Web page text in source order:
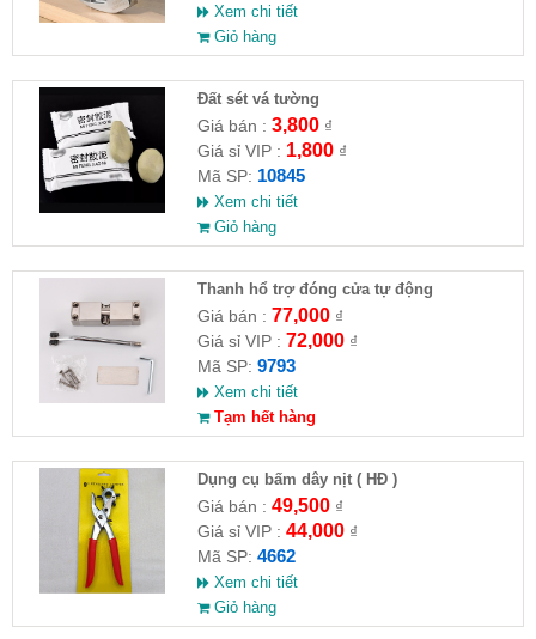
Xem chi tiết
Giỏ hàng
Đất sét vá tường
Giá bán : 3,800₫
Giá sỉ VIP : 1,800₫
Mã SP: 10845
Xem chi tiết
Giỏ hàng
Thanh hổ trợ đóng cửa tự động
Giá bán : 77,000₫
Giá sỉ VIP : 72,000₫
Mã SP: 9793
Xem chi tiết
Tạm hết hàng
Dụng cụ bấm dây nịt ( HĐ )
Giá bán : 49,500₫
Giá sỉ VIP : 44,000₫
Mã SP: 4662
Xem chi tiết
Giỏ hàng